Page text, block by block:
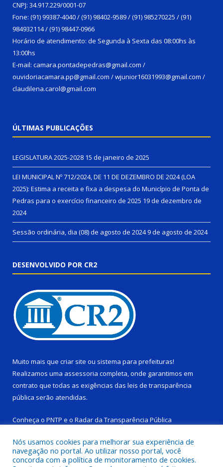
CNPJ: 34.917.229/0001-07
Fone: (91) 99387-4040 / (91) 98402-9589 / (91) 985270225 / (91)
984932114 / (91) 98447-0966
Horário de atendimento: de Segunda à Sexta das 08:00hs às
13:00hs
E-mail: camara.pontadepedras@gmail.com /
ouvidoriacamara.pp@gmail.com / wjunior16031993@gmail.com /
claudilena.carol@gmail.com
ÚLTIMAS PUBLICAÇÕES
LEGISLATURA 2025-2028 15 de janeiro de 2025
LEI MUNICIPAL Nº 712/2024, DE 11 DE DEZEMBRO DE 2024 (LOA
2025): Estima a receita e fixa a despesa do Município de Ponta de
Pedras para o exercício financeiro de 2025 19 de dezembro de
2024
Sessão ordinária, dia (08) de agosto de 20249 de agosto de 2024
DESENVOLVIDO POR CR2
Muito mais que criar site ou sistema para prefeituras!
Realizamos uma assessoria completa, onde garantimos em
contrato que todas as exigências das leis de transparência
pública serão atendidas.
Conheça o PNTP e o Radar da Transparência Pública
Nós usamos cookies para melhorar sua experiência de
navegação no portal. Ao utilizar nosso portal, você
concorda com a política de monitoramento de cookies.